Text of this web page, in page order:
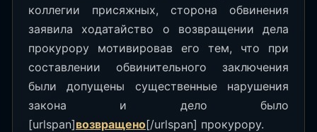
коллегии присяжных, сторона обвинения
заявила ходатайство о возвращении дела
прокурору мотивировав его тем, что при
составлении обвинительного заключения
были допущены существенные нарушения
закона и дело было
[urlspan]возвращено[/urlspan] прокурору.